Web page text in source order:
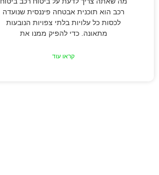
רכב הוא תוכנית אבטחה פיננסית שנועדה
לכסות כל עלויות בלתי צפויות הנובעות
מתאונה. כדי להפיק ממנו את
קראו עוד